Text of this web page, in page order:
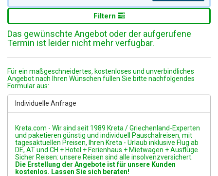
Filtern
Das gewünschte Angebot oder der aufgerufene
Termin ist leider nicht mehr verfügbar.
Für ein maßgeschneidertes, kostenloses und unverbindliches
Angebot nach Ihren Wünschen füllen Sie bitte nachfolgendes
Formular aus:
Individuelle Anfrage
Kreta.com - Wir sind seit 1989 Kreta / Griechenland-Experten
und paketieren günstig und individuell Pauschalreisen, mit
tagesaktuellen Preisen, Ihren Kreta - Urlaub inklusive Flug ab
DE, AT und CH + Hotel + Ferienhaus + Mietwagen + Ausflüge.
Sicher Reisen: unsere Reisen sind alle insolvenzversichert.
Die Erstellung der Angebote ist für unsere Kunden
kostenlos. Lassen Sie sich beraten!